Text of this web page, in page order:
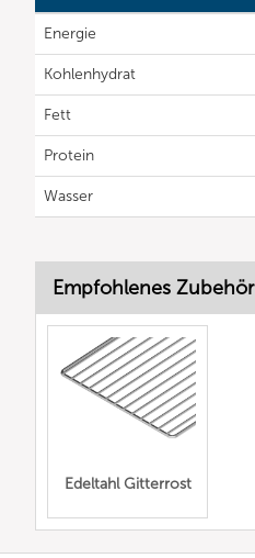
Energie
Kohlenhydrat
Fett
Protein
Wasser
Empfohlenes Zubehör
Edeltahl Gitterrost